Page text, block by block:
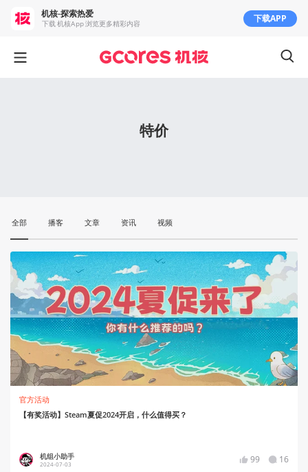
特价
全部 播客 文章 资讯 视频
官方活动
【有奖活动】Steam夏促2024开启，什么值得买？
机组小助手
2024-07-03 99 16
机核-探索热爱
下载 机核App 浏览更多精彩内容 下载APP